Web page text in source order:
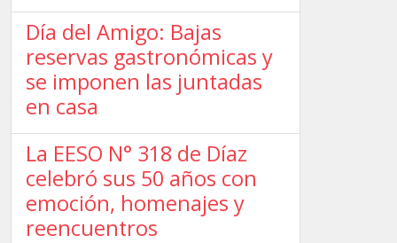
Día del Amigo: Bajas
reservas gastronómicas y
se imponen las juntadas
en casa
La EESO N° 318 de Díaz
celebró sus 50 años con
emoción, homenajes y
reencuentros